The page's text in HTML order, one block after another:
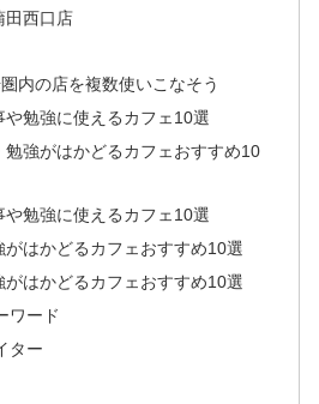
田西口店
内の店を複数使いこなそう
や勉強に使えるカフェ10選
強がはかどるカフェおすすめ10
勉強に使えるカフェ10選
はかどるカフェおすすめ10選
はかどるカフェおすすめ10選
ワード
ター